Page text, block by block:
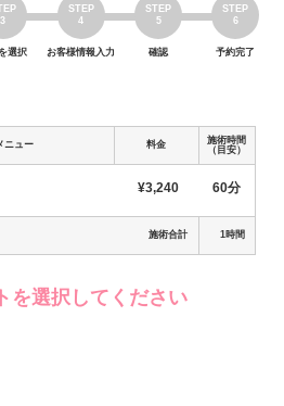
選択 お客様情報入力 確認 予約完了
ニュー 料金
施術時間
（目安）
¥3,240 60分
施術合計 1時間
を選択してください